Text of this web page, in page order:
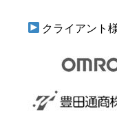
クライアント